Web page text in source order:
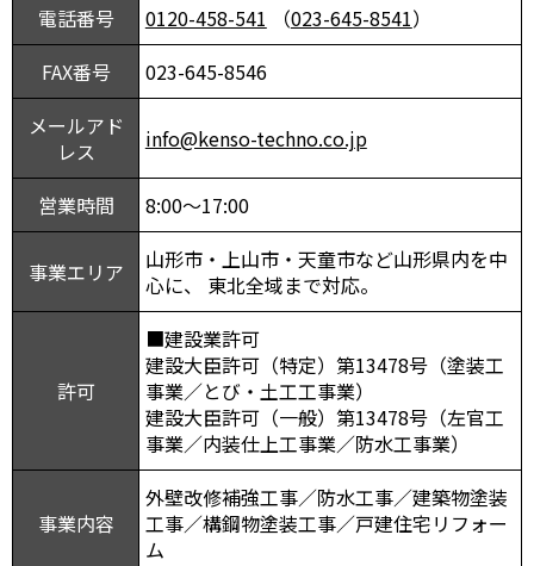
電話番号 0120-458-541 （023-645-8541）
FAX番号
023-645-8546
メールアド
レス
info@kenso-techno.co.jp
営業時間 8:00～17:00
事業エリア
山形市・上山市・天童市など山形県内を中
心に、 東北全域まで対応。
許可
■建設業許可
建設大臣許可（特定）第13478号（塗装工
事業／とび・土工工事業）
建設大臣許可（一般）第13478号（左官工
事業／内装仕上工事業／防水工事業）
事業内容
外壁改修補強工事／防水工事／建築物塗装
工事／構鋼物塗装工事／戸建住宅リフォー
ム